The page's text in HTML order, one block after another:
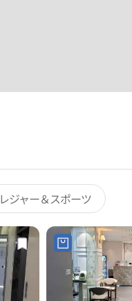
レジャー＆スポーツ